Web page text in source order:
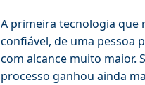
A primeira tecnologia que
confiável, de uma pessoa
com alcance muito maior.
processo ganhou ainda